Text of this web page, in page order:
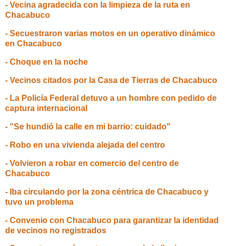
- Vecina agradecida con la limpieza de la ruta en
Chacabuco
- Secuestraron varias motos en un operativo dinámico
en Chacabuco
- Choque en la noche
- Vecinos citados por la Casa de Tierras de Chacabuco
- La Policía Federal detuvo a un hombre con pedido de
captura internacional
- "Se hundió la calle en mi barrio: cuidado"
- Robo en una vivienda alejada del centro
- Volvieron a robar en comercio del centro de
Chacabuco
- Iba circulando por la zona céntrica de Chacabuco y
tuvo un problema
- Convenio con Chacabuco para garantizar la identidad
de vecinos no registrados